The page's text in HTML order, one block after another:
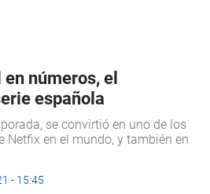
números, el
española
se convirtió en uno de los
Netfix en el mundo, y también en
- 15:45